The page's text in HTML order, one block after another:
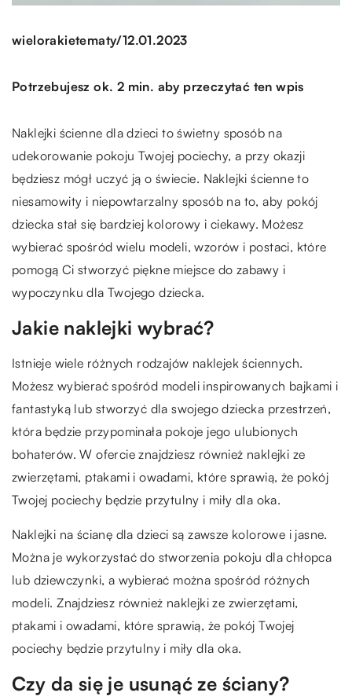
wielorakietematy/12.01.2023
Potrzebujesz ok. 2 min. aby przeczytać ten wpis
Naklejki ścienne dla dzieci to świetny sposób na
udekorowanie pokoju Twojej pociechy, a przy okazji
będziesz mógł uczyć ją o świecie. Naklejki ścienne to
niesamowity i niepowtarzalny sposób na to, aby pokój
dziecka stał się bardziej kolorowy i ciekawy. Możesz
wybierać spośród wielu modeli, wzorów i postaci, które
pomogą Ci stworzyć piękne miejsce do zabawy i
wypoczynku dla Twojego dziecka.
Jakie naklejki wybrać?
Istnieje wiele różnych rodzajów naklejek ściennych.
Możesz wybierać spośród modeli inspirowanych bajkami i
fantastyką lub stworzyć dla swojego dziecka przestrzeń,
która będzie przypominała pokoje jego ulubionych
bohaterów. W ofercie znajdziesz również naklejki ze
zwierzętami, ptakami i owadami, które sprawią, że pokój
Twojej pociechy będzie przytulny i miły dla oka.
Naklejki na ścianę dla dzieci są zawsze kolorowe i jasne.
Można je wykorzystać do stworzenia pokoju dla chłopca
lub dziewczynki, a wybierać można spośród różnych
modeli. Znajdziesz również naklejki ze zwierzętami,
ptakami i owadami, które sprawią, że pokój Twojej
pociechy będzie przytulny i miły dla oka.
Czy da się je usunąć ze ściany?